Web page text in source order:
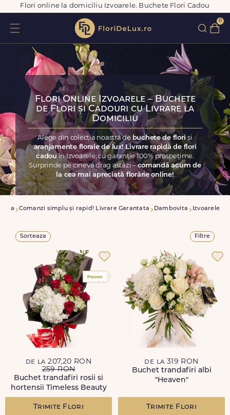
Flori online la domiciliu Izvoarele. Buchete Flori Cadou
0
Flori Online Izvoarele – Buchete
de Flori și Cadouri cu Livrare la
Domiciliu
Alege din colecția noastră de buchete de floriși
aranjamente florale de lux! Livrare rapidă de flori
cadouîn Izvoarele, cu garanție 100% prospețime.
Surprinde pe cineva drag astăzi –comandă acum de
la cea mai apreciată florărie online!
Comanzi simplu și rapid! Livrare Garantata Dambovita Izvoarele
Sorteaza Filtre
de la 207,20 RON
259 RON
Buchet trandafiri rosii si
hortensii Timeless Beauty
Trimite Flori
de la 319 RON
Buchet trandafiri albi
"Heaven"
Trimite Flori